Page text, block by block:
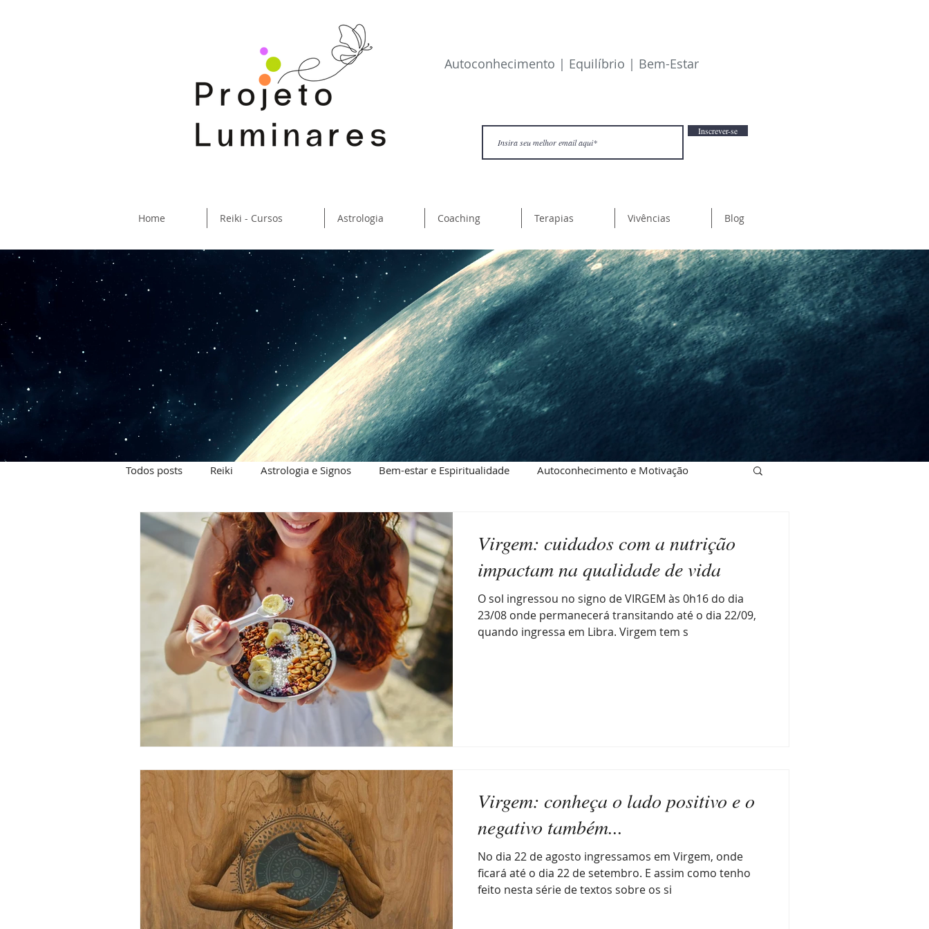
​Autoconhecimento | Equilíbrio | Bem-Estar
Inscrever-se
Home Reiki - Cursos Astrologia Coaching Terapias Vivências Blog
Todos posts Reiki Astrologia e Signos Bem-estar e Espiritualidade Autoconhecimento e Motivação
Signos
Virgem: cuidados com a nutrição
impactam na qualidade de vida
O sol ingressou no signo de VIRGEM às 0h16 do dia
23/08 onde permanecerá transitando até o dia 22/09,
quando ingressa em Libra. Virgem tem s
Virgem: conheça o lado positivo e o
negativo também...
No dia 22 de agosto ingressamos em Virgem, onde
ficará até o dia 22 de setembro. E assim como tenho
feito nesta série de textos sobre os si